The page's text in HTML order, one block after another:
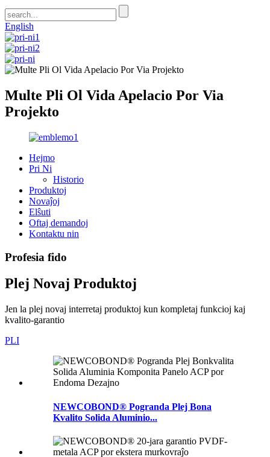
English
Multe Pli Ol Vida Apelacio Por Via
Projekto
Hejmo
Pri Ni
Historio
Produktoj
Novaĵoj
Elŝuti
Oftaj demandoj
Kontaktu nin
Profesia fido
Plej Novaj Produktoj
Jen la plej novaj interretaj produktoj kun kompletaj funkcioj kaj
kvalito-garantio
PLI
NEWCOBOND® Pogranda Plej Bona
Kvalito Solida Aluminio...